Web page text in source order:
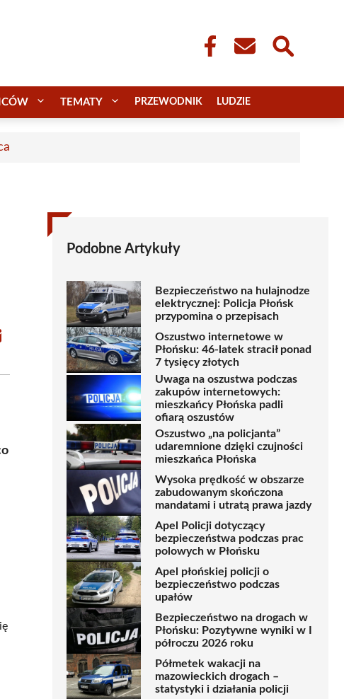
TEMATY PRZEWODNIK LUDZIE
Podobne Artykuły
Bezpieczeństwo na hulajnodze
elektrycznej: Policja Płońsk
przypomina o przepisach
Oszustwo internetowe w
Płońsku: 46-latek stracił ponad
7 tysięcy złotych
Uwaga na oszustwa podczas
zakupów internetowych:
mieszkańcy Płońska padli
ofiarą oszustów
Oszustwo „na policjanta”
udaremnione dzięki czujności
mieszkańca Płońska
Wysoka prędkość w obszarze
zabudowanym skończona
mandatami i utratą prawa jazdy
Apel Policji dotyczący
bezpieczeństwa podczas prac
polowych w Płońsku
Apel płońskiej policji o
bezpieczeństwo podczas
upałów
Bezpieczeństwo na drogach w
Płońsku: Pozytywne wyniki w I
półroczu 2026 roku
Półmetek wakacji na
mazowieckich drogach –
statystyki i działania policji